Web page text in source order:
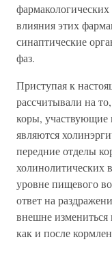
фармакологических
влияния этих
синаптические
фаз.
Приступая к
рассчитывали на
коры, участвующие
являются
передние отделы
холинолитических
уровне пищевого
ответ на
внешне измениться
как и после